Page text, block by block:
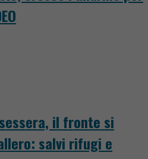
il fronte si
salvi rifugi e